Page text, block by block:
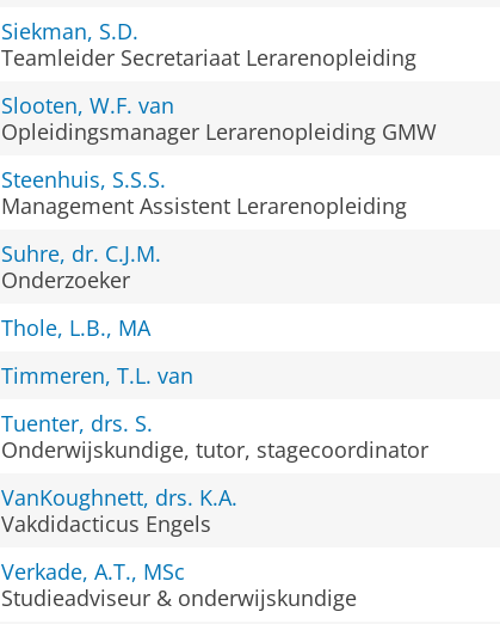
Siekman, S.D.
Teamleider Secretariaat Lerarenopleiding
Slooten, W.F. van
Opleidingsmanager Lerarenopleiding GMW
Steenhuis, S.S.S.
Management Assistent Lerarenopleiding
Suhre, dr. C.J.M.
Onderzoeker
Thole, L.B., MA
Timmeren, T.L. van
Tuenter, drs. S.
Onderwijskundige, tutor, stagecoordinator
VanKoughnett, drs. K.A.
Vakdidacticus Engels
Verkade, A.T., MSc
Studieadviseur & onderwijskundige